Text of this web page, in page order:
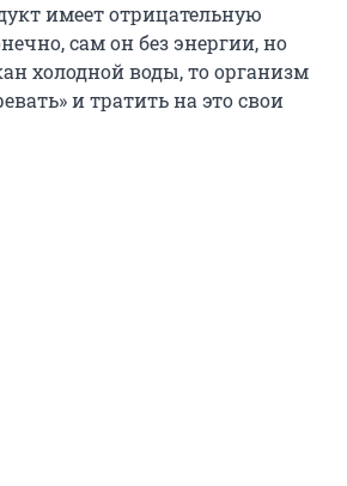
имеет отрицательную
сам он без энергии, но
холодной воды, то организм
и тратить на это свои